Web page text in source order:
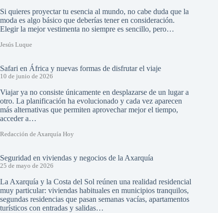
Si quieres proyectar tu esencia al mundo, no cabe duda que la
moda es algo básico que deberías tener en consideración.
Elegir la mejor vestimenta no siempre es sencillo, pero…
Jesús Luque
Safari en África y nuevas formas de disfrutar el viaje
10 de junio de 2026
Viajar ya no consiste únicamente en desplazarse de un lugar a
otro. La planificación ha evolucionado y cada vez aparecen
más alternativas que permiten aprovechar mejor el tiempo,
acceder a…
Redacción de Axarquía Hoy
Seguridad en viviendas y negocios de la Axarquía
25 de mayo de 2026
La Axarquía y la Costa del Sol reúnen una realidad residencial
muy particular: viviendas habituales en municipios tranquilos,
segundas residencias que pasan semanas vacías, apartamentos
turísticos con entradas y salidas…